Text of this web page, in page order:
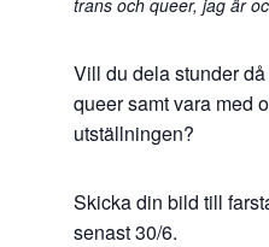
Vill du dela stunder
queer samt vara med
utställningen?
Skicka din bild till
senast 30/6.